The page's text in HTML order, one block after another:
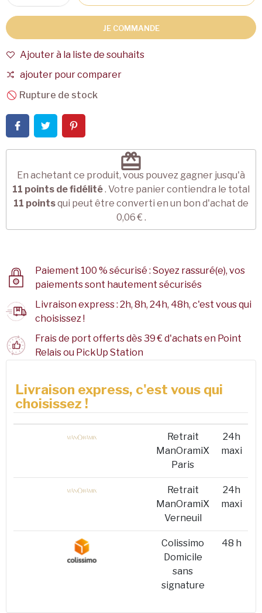
JE COMMANDE
Ajouter à la liste de souhaits
ajouter pour comparer
Rupture de stock
redeem
En achetant ce produit, vous pouvez gagner jusqu'à
11 points de fidélité. Votre panier contiendra le total
11 pointsqui peut être converti en un bon d'achat de
0,06 € .
Paiement 100 % sécurisé : Soyez rassuré(e), vos
paiements sont hautement sécurisés
Livraison express : 2h, 8h, 24h, 48h, c'est vous qui
choisissez !
Frais de port offerts dès 39 € d'achats en Point
Relais ou PickUp Station
Livraison express, c'est vous qui
choisissez !
Retrait
ManOramiX
Paris
24h
maxi
Retrait
ManOramiX
Verneuil
24h
maxi
Colissimo
Domicile
sans
signature
48 h